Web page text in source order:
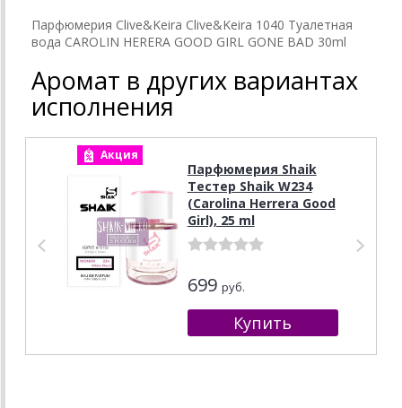
Парфюмерия Clive&Keira Clive&Keira 1040 Туалетная
вода CAROLIN HERERA GOOD GIRL GONE BAD 30ml
Аромат в других вариантах
исполнения
Акция
Парфюмерия Shaik
Тестер Shaik W234
(Carolina Herrera Good
Girl), 25 ml
699 руб.